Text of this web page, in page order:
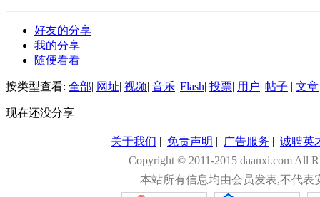
好友的分享
我的分享
随便看看
按类型查看: 全部| 网址| 视频| 音乐| Flash| 投票| 用户| 帖子 | 文章
现在还没分享
关于我们 | 免责声明 | 广告服务 | 诚聘英
Copyright © 2011-2015 daanxi.com All
本站所有信息均由会员发表,不代